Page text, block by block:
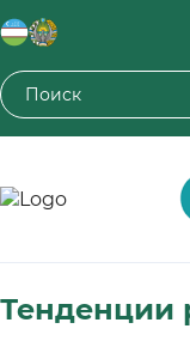
Toshkent davlat
Тенденции